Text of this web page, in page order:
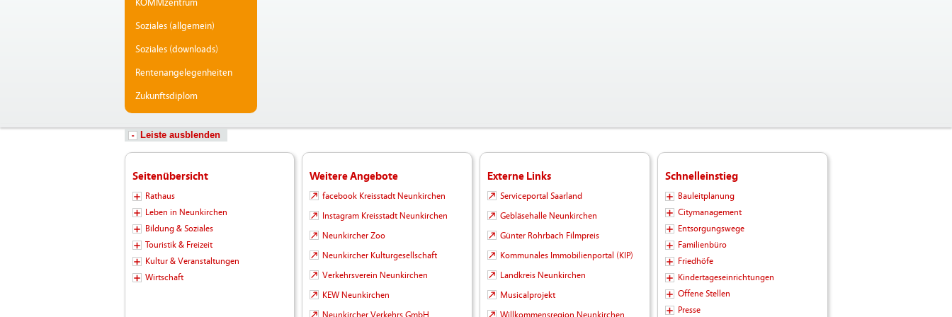
KOMMzentrum
Soziales (allgemein)
Soziales (downloads)
Rentenangelegenheiten
Zukunftsdiplom
Leiste ausblenden
Seitenübersicht
Rathaus
Leben in Neunkirchen
Bildung & Soziales
Touristik & Freizeit
Kultur & Veranstaltungen
Wirtschaft
Weitere Angebote
facebook Kreisstadt Neunkirchen
Instagram Kreisstadt Neunkirchen
Neunkircher Zoo
Neunkircher Kulturgesellschaft
Verkehrsverein Neunkirchen
KEW Neunkirchen
Neunkircher Verkehrs GmbH
Externe Links
Serviceportal Saarland
Gebläsehalle Neunkirchen
Günter Rohrbach Filmpreis
Kommunales Immobilienportal (KIP)
Landkreis Neunkirchen
Musicalprojekt
Willkommensregion Neunkirchen
Schnelleinstieg
Bauleitplanung
Citymanagement
Entsorgungswege
Familienbüro
Friedhöfe
Kindertageseinrichtungen
Offene Stellen
Presse